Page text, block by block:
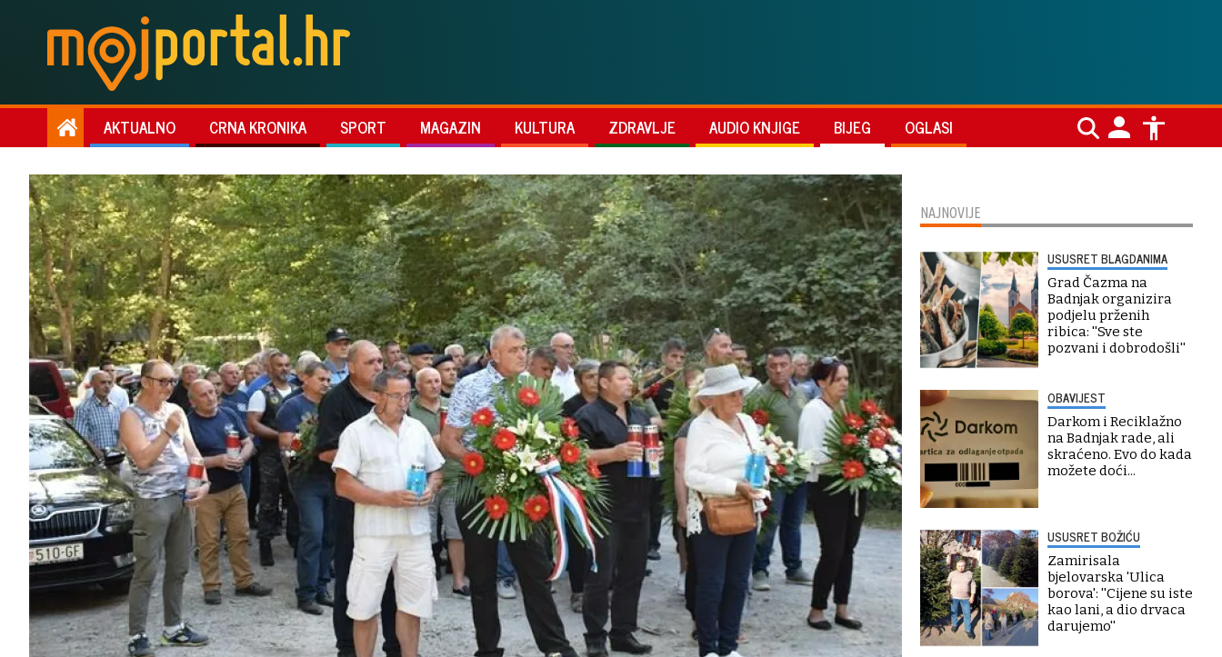
AKTUALNO CRNA KRONIKA SPORT MAGAZIN KULTURA ZDRAVLJE AUDIO KNJIGE BIJEG OGLASI
NAJNOVIJE
USUSRET BLAGDANIMA
Grad Čazma na
Badnjak organizira
podjelu prženih
ribica: ''Sve ste
pozvani i dobrodošli''
OBAVIJEST
Darkom i Reciklažno
na Badnjak rade, ali
skraćeno. Evo do kada
možete doći...
USUSRET BOŽIĆU
Zamirisala
bjelovarska 'Ulica
borova': ''Cijene su iste
kao lani, a dio drvaca
darujemo''